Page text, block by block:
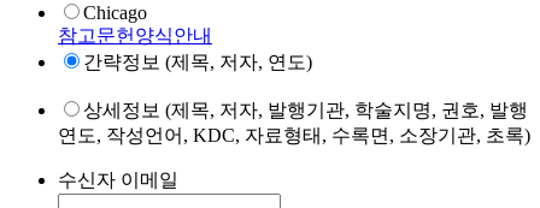
Chicago
참고문헌양식안내
간략정보 (제목, 저자, 연도)
상세정보 (제목, 저자, 발행기관, 학술지명, 권호, 발행
연도, 작성언어, KDC, 자료형태, 수록면, 소장기관, 초록)
수신자 이메일